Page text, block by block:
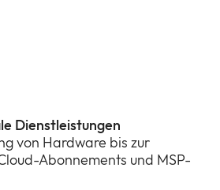
Dienstleistungen
von Hardware bis zur
Abonnements und MSP-